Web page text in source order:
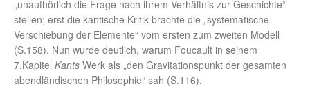
„unaufhörlich die Frage nach ihrem Verhältnis zur Geschichte“
stellen; erst die kantische Kritik brachte die „systematische
Verschiebung der Elemente“ vom ersten zum zweiten Modell
(S.158). Nun wurde deutlich, warum Foucault in seinem
7.Kapitel Kants Werk als „den Gravitationspunkt der gesamten
abendländischen Philosophie“ sah (S.116).